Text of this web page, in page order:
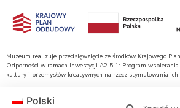
Muzeum realizuje przedsięwzięcie ze środków Krajowego
Odporności w ramach Inwestycji A2.5.1: Program
kultury i przemysłów kreatywnych na rzecz stymulowania ich
Polski